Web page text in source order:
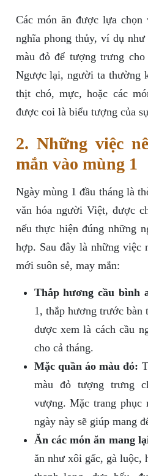
Các món ăn được lựa chọn
nghĩa phong thủy, ví dụ
màu đỏ để tượng trưng
Ngược lại, người ta thường
thịt chó, mực, hoặc các
được coi là biểu tượng của
2. Những việc
mắn vào mùng 1
Ngày mùng 1 đầu tháng là
văn hóa người Việt, được
nếu thực hiện đúng những
hợp. Sau đây là những việc
mới suôn sẻ, may mắn:
Thắp hương cầu bình
1, thắp hương trước bàn
được xem là cách cầu
cho cả tháng.
Mặc quần áo màu đỏ:
màu đỏ tượng trưng
vượng. Mặc trang phục
ngày này sẽ giúp mang
Ăn các món ăn mang
ăn như xôi gấc, gà luộc,